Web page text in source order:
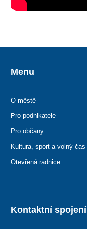
Kontaktní spojení
Menu
O městě
Pro podnikatele
Pro občany
Kultura, sport a volný čas
Otevřená radnice